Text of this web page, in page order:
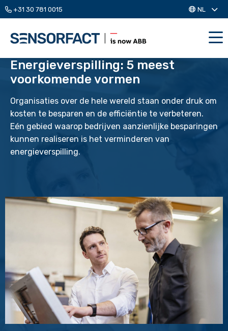
+31 30 781 0015 NL
Energieverspilling: 5 meest
voorkomende vormen
Organisaties over de hele wereld staan onder druk om
kosten te besparen en de efficiëntie te verbeteren.
Eén gebied waarop bedrijven aanzienlijke besparingen
kunnen realiseren is het verminderen van
energieverspilling.